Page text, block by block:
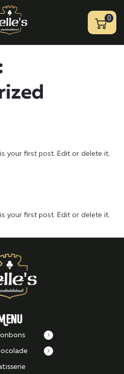
0
your first post. Edit or delete it,
your first post. Edit or delete it,